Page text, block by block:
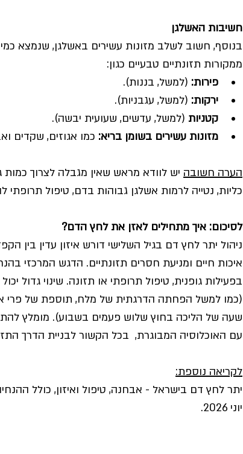
חשיבות האשלגן
בנוסף, חשוב לשלב מזונות עשירים באשלגן, שנמצא
ממקורות תזונתיים טבעיים כגון:
פירות: (למשל, בננות).
ירקות: (למשל, עגבניות).
קטניות (למשל, עדשים, שעועית יבשה).
מזונות עשירים בשומן בריא: כמו אגוזים, שקדים
הערה חשובה יש לוודא מראש שאין מגבלה לצרוך
כליות, נטייה לרמות אשלגן גבוהות בדם, טיפול
לסיכום: איך מתחילים לאזן את לחץ הדם?
ניהול יתר לחץ דם בגיל השלישי דורש איזון עדין בין
בפעילות גופנית, טיפול תרופתי או תזונה. שינוי גדול
(כמו למשל הפחתה הדרגתית של מלח, תוספת של פרי
שעה של הליכה בחוץ שלוש פעמים בשבוע). מומלץ
עם האוכלוסיה המבוגרת,  בכל הקשור לבניית הדרך
לקריאה נוספת:
יתר לחץ דם בישראל - אבחנה, טיפול ואיזון, כולל
יוני 2026.